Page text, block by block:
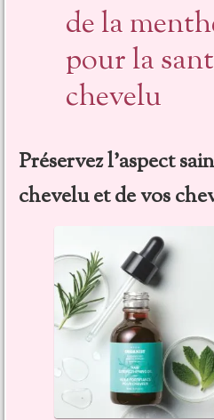
de la
pour la
chevelu
Préservez l’aspect
chevelu et de vos